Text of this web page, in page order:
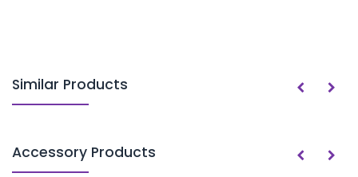
Similar Products
Accessory Products